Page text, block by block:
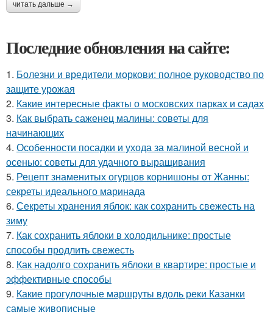
читать дальше →
Последние обновления на сайте:
1. Болезни и вредители моркови: полное руководство по
защите урожая
2. Какие интересные факты о московских парках и садах
3. Как выбрать саженец малины: советы для
начинающих
4. Особенности посадки и ухода за малиной весной и
осенью: советы для удачного выращивания
5. Рецепт знаменитых огурцов корнишоны от Жанны:
секреты идеального маринада
6. Секреты хранения яблок: как сохранить свежесть на
зиму
7. Как сохранить яблоки в холодильнике: простые
способы продлить свежесть
8. Как надолго сохранить яблоки в квартире: простые и
эффективные способы
9. Какие прогулочные маршруты вдоль реки Казанки
самые живописные